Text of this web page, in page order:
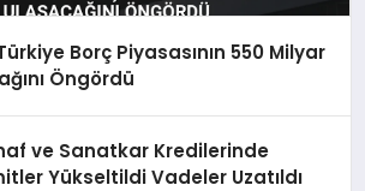
Borç Piyasasının 550 Milyar
Öngördü
ve Sanatkar Kredilerinde
Yükseltildi Vadeler Uzatıldı